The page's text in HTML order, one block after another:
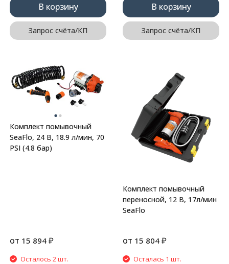
В корзину
Запрос счёта/КП
В корзину
Запрос счёта/КП
Комплект помывочный
SeaFlo, 24 В, 18.9 л/мин, 70
PSI (4.8 бар)
от 15 894 ₽
Осталось 2 шт.
Комплект помывочный
переносной, 12 В, 17л/мин
SeaFlo
от 15 804 ₽
Осталась 1 шт.